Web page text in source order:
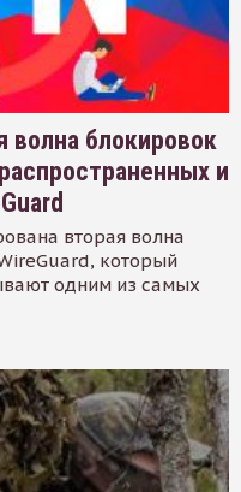
волна блокировок
и
вторая волна
который
одним из самых